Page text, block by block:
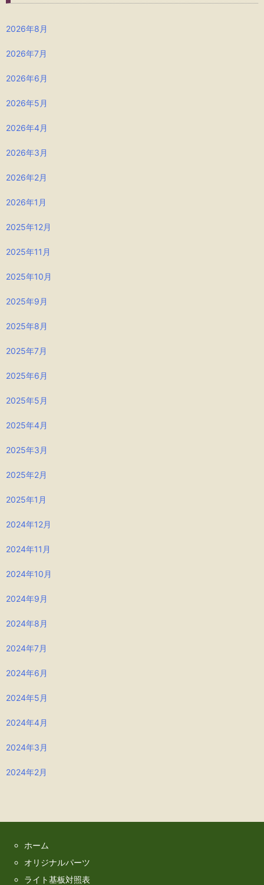
2026年8月
2026年7月
2026年6月
2026年5月
2026年4月
2026年3月
2026年2月
2026年1月
2025年12月
2025年11月
2025年10月
2025年9月
2025年8月
2025年7月
2025年6月
2025年5月
2025年4月
2025年3月
2025年2月
2025年1月
2024年12月
2024年11月
2024年10月
2024年9月
2024年8月
2024年7月
2024年6月
2024年5月
2024年4月
2024年3月
2024年2月
ホーム
オリジナルパーツ
ライト基板対照表